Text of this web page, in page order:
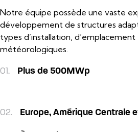
Notre équipe possède une vaste
développement de structures
types d’installation,
météorologiques.
01. Plus de 500MWp
02. Europe, Amérique Centrale